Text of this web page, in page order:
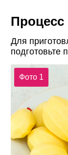
Процесс
Для
подготовьте
Фото 1